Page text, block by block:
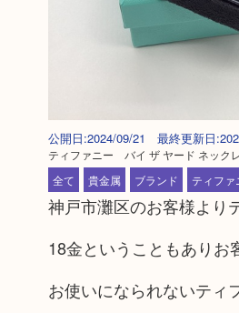
公開日:2024/09/21 最終更新日
ティファニー バイ ザ ヤード ネック
全て
貴金属 ブランド ティファ
神戸市灘区のお客様より
18金ということもありお
お使いになられないティ